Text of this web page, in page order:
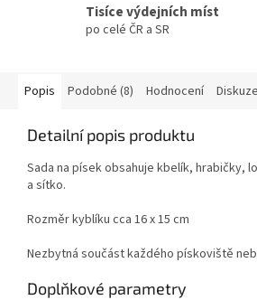
Tisíce výdejních míst
po celé ČR a SR
Popis Podobné (8) Hodnocení Diskuze
Detailní popis produktu
Sada na písek obsahuje kbelík, hrabičky,
a sítko.
Rozměr kyblíku cca 16 x 15 cm
Nezbytná součást každého pískoviště
Doplňkové parametry